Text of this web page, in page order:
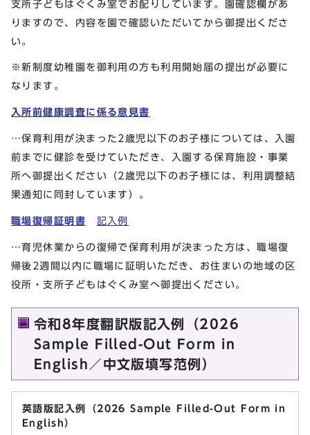
支所子どもはぐくみ室でお配りしています。園確認欄があ
りますので、内容を園で確認いただいてから御提出くださ
い。
※新制度幼稚園を御利用の方も利用開始届の提出が必要に
なります。
入所前健康調査に係る意見書
…保育利用が決まった2歳児以下のお子様については、入園
前までに健診を受けていただき、入園する保育施設・事業
所へ御提出ください（2歳児以下のお子様には、利用調整結
果通知に同封しています）。
職場復帰証明書 記入例
…育児休業からの復帰で保育利用が決まった方は、職場復
帰後2週間以内に職場に証明いただき、お住まいの地域の区
役所・支所子どもはぐくみ室へ御提出ください。
令和8年度翻訳版記入例（2026
Sample Filled-Out Form in
English／中文版填写范例）
英語版記入例（2026 Sample Filled-Out Form in
English）